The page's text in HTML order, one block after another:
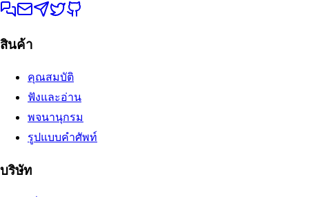
สินค้า
คุณสมบัติ
ฟังและอ่าน
พจนานุกรม
รูปแบบคำศัพท์
บริษัท